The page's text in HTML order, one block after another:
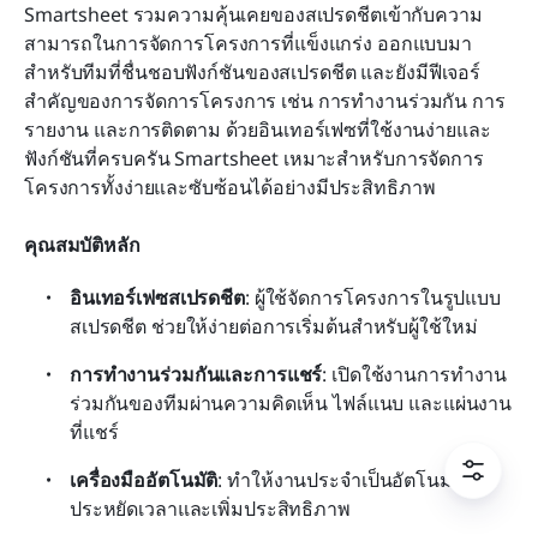
Smartsheet รวมความคุ้นเคยของสเปรดชีตเข้ากับความ
สามารถในการจัดการโครงการที่แข็งแกร่ง ออกแบบมา
สำหรับทีมที่ชื่นชอบฟังก์ชันของสเปรดชีต และยังมีฟีเจอร์
สำคัญของการจัดการโครงการ เช่น การทำงานร่วมกัน การ
รายงาน และการติดตาม ด้วยอินเทอร์เฟซที่ใช้งานง่ายและ
ฟังก์ชันที่ครบครัน Smartsheet เหมาะสำหรับการจัดการ
โครงการทั้งง่ายและซับซ้อนได้อย่างมีประสิทธิภาพ
คุณสมบัติหลัก
อินเทอร์เฟซสเปรดชีต: ผู้ใช้จัดการโครงการในรูปแบบ
สเปรดชีต ช่วยให้ง่ายต่อการเริ่มต้นสำหรับผู้ใช้ใหม่
การทำงานร่วมกันและการแชร์: เปิดใช้งานการทำงาน
ร่วมกันของทีมผ่านความคิดเห็น ไฟล์แนบ และแผ่นงาน
ที่แชร์
เครื่องมืออัตโนมัติ: ทำให้งานประจำเป็นอัตโนมัติเพื่อ
ประหยัดเวลาและเพิ่มประสิทธิภาพ